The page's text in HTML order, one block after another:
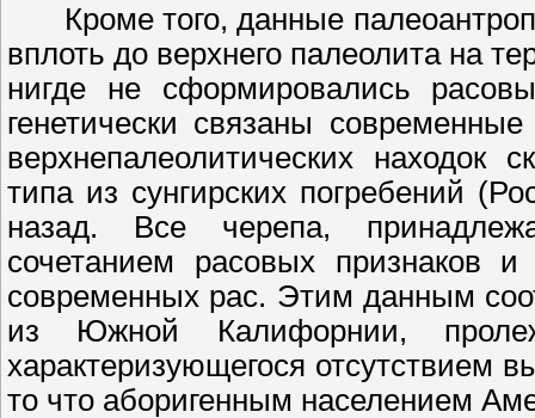
Кроме того, данные
вплоть до верхнего палеолита на
нигде не сформировались
генетически связаны
верхнепалеолитических находок
типа из сунгирских погребений
назад. Все черепа,
сочетанием расовых признаков
современных рас. Этим данным
из Южной Калифорнии,
характеризующегося отсутствием
то что аборигенным населением